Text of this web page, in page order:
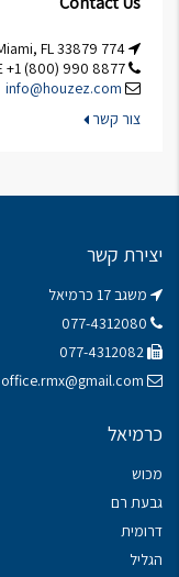
info@houzez.com
צור קשר
יצירת קשר
משגב 17 כרמיאל
office.rmx@gmail.com
כרמיאל
מכוש
גבעת רם
דרומית
הגליל